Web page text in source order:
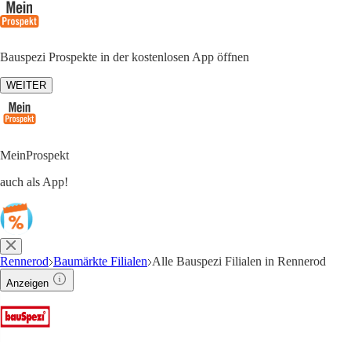
Bauspezi Prospekte in der kostenlosen App öffnen
WEITER
MeinProspekt
auch als App!
Rennerod Baumärkte Filialen Alle Bauspezi Filialen in Rennerod
Anzeigen